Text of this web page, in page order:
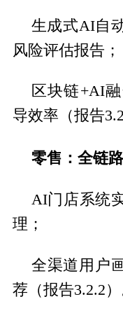
生成式AI自
风险评估报告；
区块链+AI
导效率（报告
零售：全链
AI门店系统
理；
全渠道用户
荐（报告3.2.2）